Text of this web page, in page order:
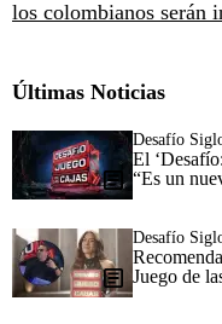
los colombianos serán
Últimas Noticias
Desafío
El
“Es un
Desafío
Juego de